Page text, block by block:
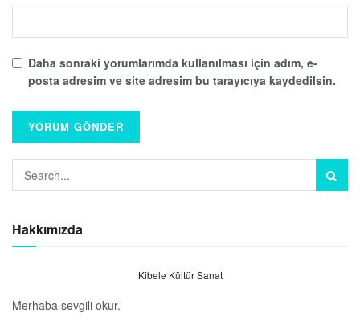
Daha sonraki yorumlarımda kullanılması için adım, e-
posta adresim ve site adresim bu tarayıcıya kaydedilsin.
Hakkımızda
Kibele Kültür Sanat
Merhaba sevgili okur.